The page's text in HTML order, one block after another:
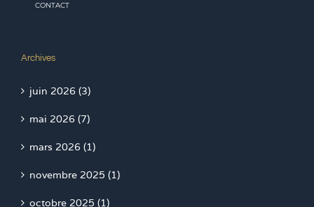
CONTACT
Archives
juin 2026 (3)
mai 2026 (7)
mars 2026 (1)
novembre 2025 (1)
octobre 2025 (1)